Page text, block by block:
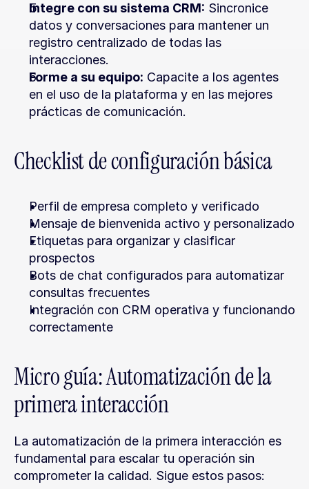
Integre con su sistema CRM: Sincronice
datos y conversaciones para mantener un
registro centralizado de todas las
interacciones.
Forme a su equipo: Capacite a los agentes
en el uso de la plataforma y en las mejores
prácticas de comunicación.
Checklist de configuración básica
Perfil de empresa completo y verificado
Mensaje de bienvenida activo y personalizado
Etiquetas para organizar y clasificar
prospectos
Bots de chat configurados para automatizar
consultas frecuentes
Integración con CRM operativa y funcionando
correctamente
Micro guía: Automatización de la
primera interacción
La automatización de la primera interacción es
fundamental para escalar tu operación sin
comprometer la calidad. Sigue estos pasos: